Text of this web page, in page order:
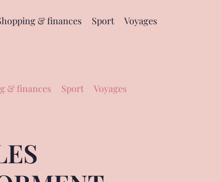
& finances Sport Voyages
& finances Sport Voyages